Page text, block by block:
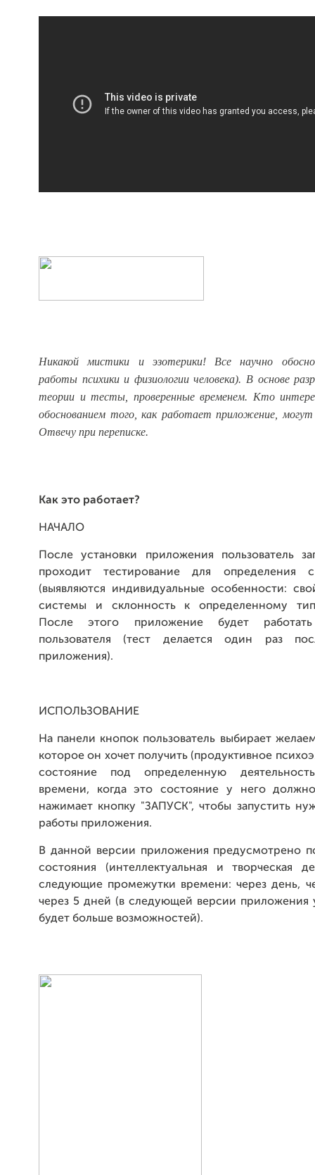
Никакой мистики и эзотерики! Все научно
работы психики и физиологии человека). В основе
теории и тесты, проверенные временем. Кто
обоснованием того, как работает приложение, могут
Отвечу при переписке.
Как это работает?
НАЧАЛО
После установки приложения пользователь
проходит тестирование для определения
(выявляются индивидуальные особенности:
системы и склонность к определенному
После этого приложение будет
пользователя (тест делается один раз
приложения).
ИСПОЛЬЗОВАНИЕ
На панели кнопок пользователь выбирает
которое он хочет получить (продуктивное
состояние под определенную
времени, когда это состояние у него
нажимает кнопку "ЗАПУСК", чтобы запустить
работы приложения.
В данной версии приложения предусмотрено
состояния (интеллектуальная и творческая
следующие промежутки времени: через день,
через 5 дней (в следующей версии приложения
будет больше возможностей).